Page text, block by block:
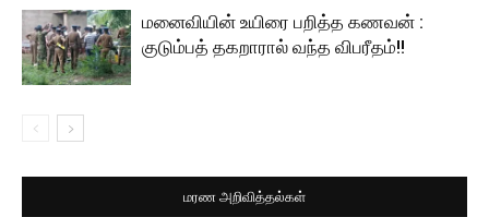
மனைவியின் உயிரை பறித்த கணவன் :
குடும்பத் தகறாரால் வந்த விபரீதம்!!
மரண அறிவித்தல்கள்